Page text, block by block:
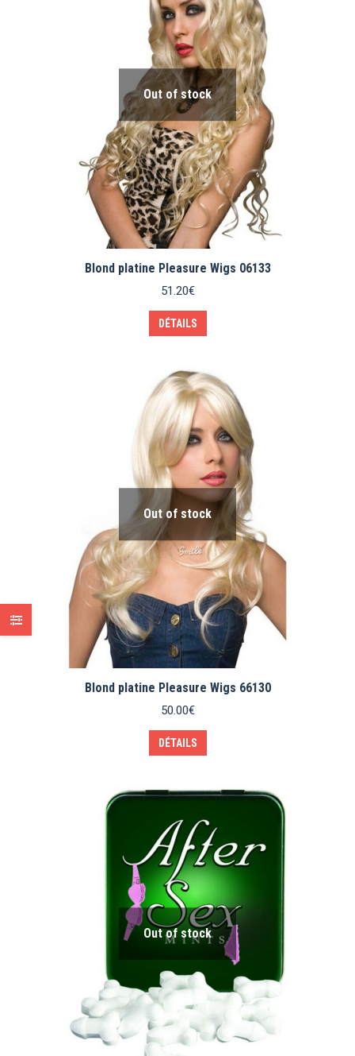
Out of stock
Blond platine Pleasure Wigs 06133
51.20€
DÉTAILS
Out of stock
Blond platine Pleasure Wigs 66130
50.00€
DÉTAILS
Out of stock